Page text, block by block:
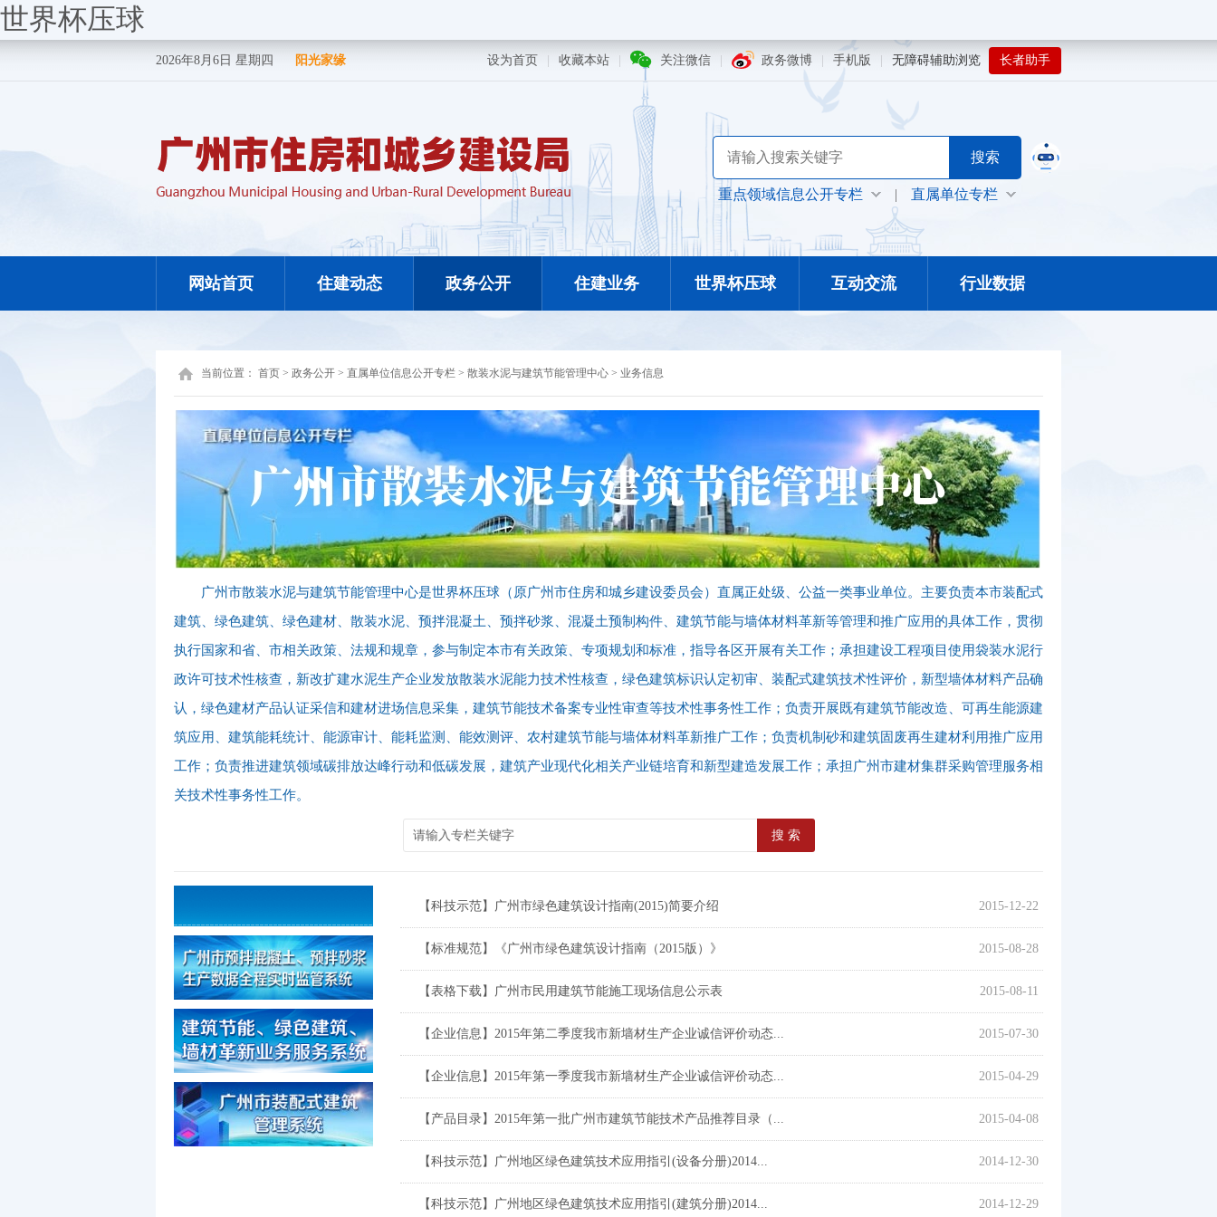
世界杯压球
2026年8月6日 星期四 阳光家缘 设为首页 收藏本站 关注微信 政务微博 手机版 无障碍辅助浏览 长者助手
重点领域信息公开专栏 | 直属单位专栏
网站首页 住建动态 政务公开 住建业务 世界杯压球 互动交流 行业数据
当前位置： 首页 > 政务公开 > 直属单位信息公开专栏 > 散装水泥与建筑节能管理中心 > 业务信息
广州市散装水泥与建筑节能管理中心是世界杯压球（原广州市住房和城乡建设委员会）直属正处级、公益一类事业单位。主要负责本市装配式
建筑、绿色建筑、绿色建材、散装水泥、预拌混凝土、预拌砂浆、混凝土预制构件、建筑节能与墙体材料革新等管理和推广应用的具体工作，贯彻
执行国家和省、市相关政策、法规和规章，参与制定本市有关政策、专项规划和标准，指导各区开展有关工作；承担建设工程项目使用袋装水泥行
政许可技术性核查，新改扩建水泥生产企业发放散装水泥能力技术性核查，绿色建筑标识认定初审、装配式建筑技术性评价，新型墙体材料产品确
认，绿色建材产品认证采信和建材进场信息采集，建筑节能技术备案专业性审查等技术性事务性工作；负责开展既有建筑节能改造、可再生能源建
筑应用、建筑能耗统计、能源审计、能耗监测、能效测评、农村建筑节能与墙体材料革新推广工作；负责机制砂和建筑固废再生建材利用推广应用
工作；负责推进建筑领域碳排放达峰行动和低碳发展，建筑产业现代化相关产业链培育和新型建造发展工作；承担广州市建材集群采购管理服务相
关技术性事务性工作。
【科技示范】广州市绿色建筑设计指南(2015)简要介绍 2015-12-22
【标准规范】《广州市绿色建筑设计指南（2015版）》 2015-08-28
【表格下载】广州市民用建筑节能施工现场信息公示表 2015-08-11
【企业信息】2015年第二季度我市新墙材生产企业诚信评价动态... 2015-07-30
【企业信息】2015年第一季度我市新墙材生产企业诚信评价动态... 2015-04-29
【产品目录】2015年第一批广州市建筑节能技术产品推荐目录（... 2015-04-08
【科技示范】广州地区绿色建筑技术应用指引(设备分册)2014... 2014-12-30
【科技示范】广州地区绿色建筑技术应用指引(建筑分册)2014... 2014-12-29